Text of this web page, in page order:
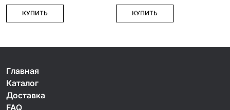
КУПИТЬ КУПИТЬ
Главная
Каталог
Доставка
FAQ